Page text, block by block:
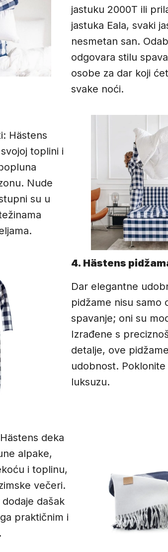
jastuku 2000T ili
jastuka Eala, svaki
nesmetan san.
odgovara stilu
osobe za dar koji
svake noći.
Hästens
toplini i
Nude
su u
4. Hästens
Dar elegantne
pidžame nisu samo
spavanje; oni su
Izrađene s
detalje, ove
udobnost. Poklonite
luksuzu.
deka
alpake,
i toplinu,
večeri.
dašak
praktičnim i